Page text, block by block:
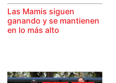
Las Mamis siguen
ganando y se mantienen
en lo más alto